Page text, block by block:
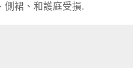
側裙、和護庭受損.